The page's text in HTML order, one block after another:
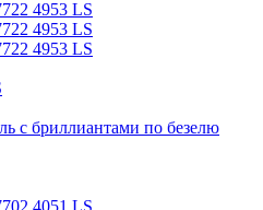
с бриллиантами по безелю